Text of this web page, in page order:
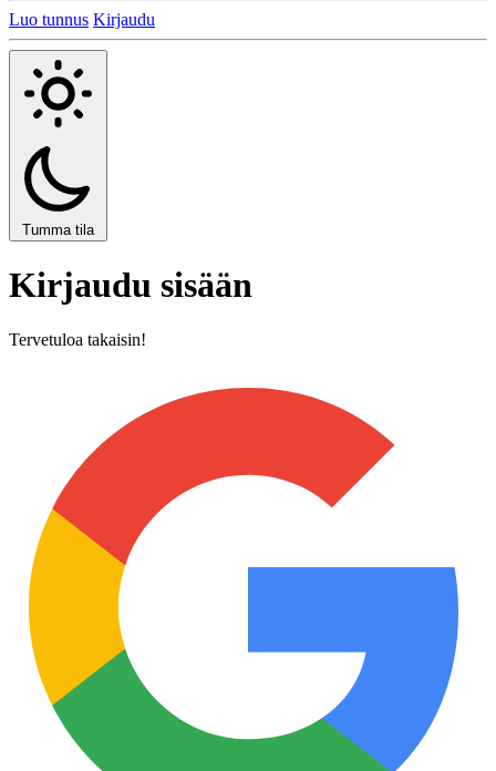
Luo tunnus Kirjaudu
Tumma tila
Kirjaudu sisään
Tervetuloa takaisin!